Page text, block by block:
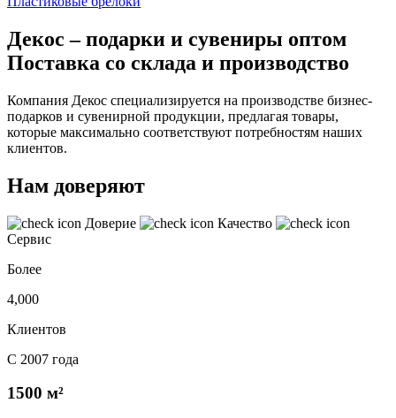
Декос – подарки и сувениры оптом
Поставка со склада и производство
Компания Декос специализируется на производстве бизнес-
подарков и сувенирной продукции, предлагая товары,
которые максимально соответствуют потребностям наших
клиентов.
Нам доверяют
Доверие
Качество
Сервис
Более
4,000
Клиентов
С 2007 года
1500 м²